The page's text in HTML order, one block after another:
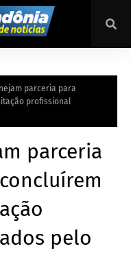
parceria para
profissional
parceria
pelo